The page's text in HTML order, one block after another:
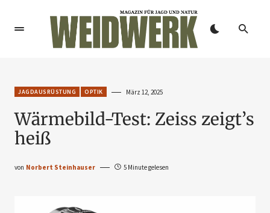
JAGDAUSRÜSTUNG OPTIK März 12, 2025
Wärmebild-Test: Zeiss zeigt’s
heiß
von Norbert Steinhauser 5 Minute gelesen